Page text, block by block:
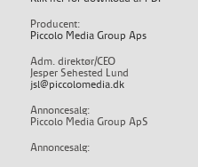
Producent:
Piccolo Media Group Aps
Adm. direktør/CEO
Jesper Sehested Lund
jsl@piccolomedia.dk
Annoncesalg:
Piccolo Media Group ApS
Annoncesalg: